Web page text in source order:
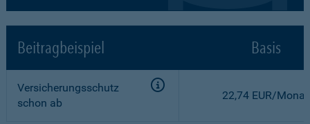
Beitragbeispiel Basis
Versicherungsschutz
schon ab
22,74 EUR/Monat